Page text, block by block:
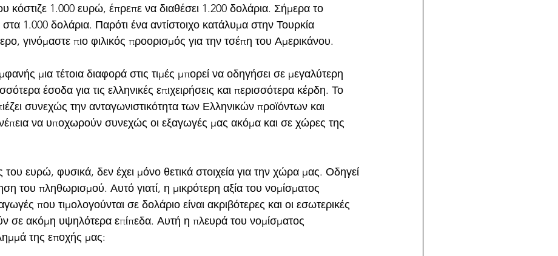
κόστιζε 1.000 ευρώ, έπρεπε να διαθέσει 1.200 δολάρια. Σήμερα το
1.000 δολάρια. Παρότι ένα αντίστοιχο κατάλυμα στην Τουρκία
γινόμαστε πιο φιλικός προορισμός για την τσέπη του Αμερικάνου.
μια τέτοια διαφορά στις τιμές μπορεί να οδηγήσει σε μεγαλύτερη
έσοδα για τις ελληνικές επιχειρήσεις και περισσότερα κέρδη. Το
συνεχώς την ανταγωνιστικότητα των Ελληνικών προϊόντων και
να υποχωρούν συνεχώς οι εξαγωγές μας ακόμα και σε χώρες της
ευρώ, φυσικά, δεν έχει μόνο θετικά στοιχεία για την χώρα μας. Οδηγεί
του πληθωρισμού. Αυτό γιατί, η μικρότερη αξία του νομίσματος
που τιμολογούνται σε δολάριο είναι ακριβότερες και οι εσωτερικές
σε ακόμη υψηλότερα επίπεδα. Αυτή η πλευρά του νομίσματος
της εποχής μας: